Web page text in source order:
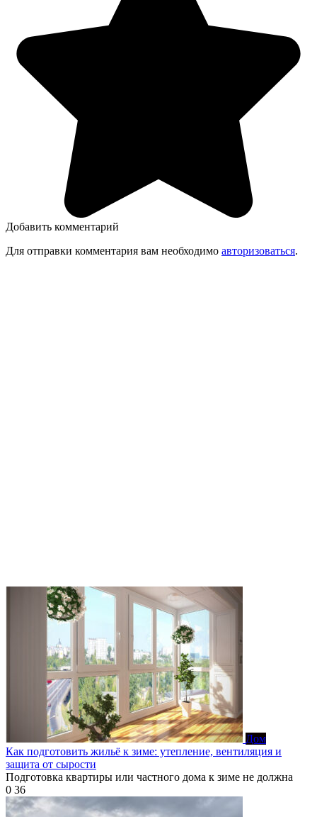
Добавить комментарий
Для отправки комментария вам необходимо авторизоваться.
Дом
Как подготовить жильё к зиме: утепление, вентиляция и
защита от сырости
Подготовка квартиры или частного дома к зиме не должна
0 36